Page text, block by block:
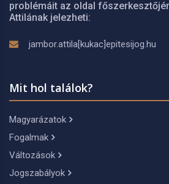
problémáit az oldal
Attilának jelezheti:
jambor.attila[kukac]epitesijog.hu
Mit hol találok?
Magyarázatok
Fogalmak
Változások
Jogszabályok